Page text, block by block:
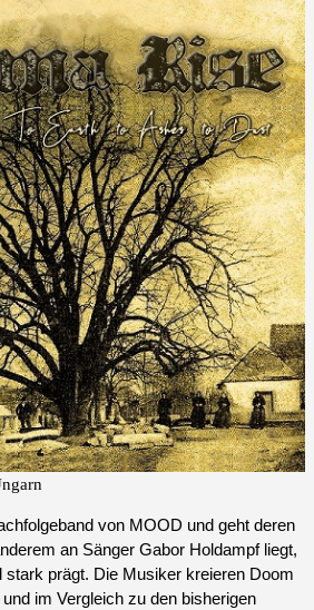
von MOOD und geht deren
an Sänger Gabor Holdampf liegt,
stark prägt. Die Musiker kreieren Doom
im Vergleich zu den bisherigen